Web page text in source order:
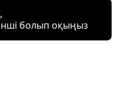
болып оқыңыз